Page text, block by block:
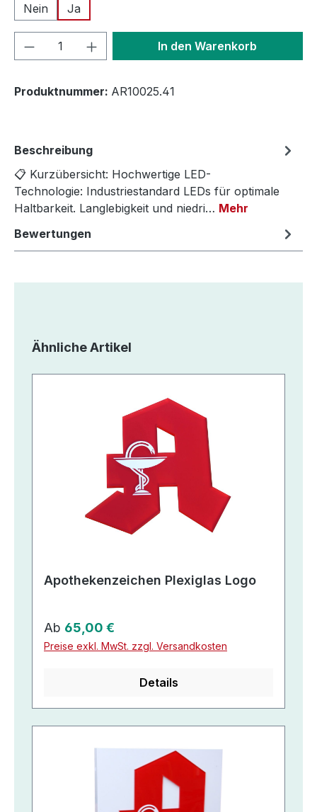
Nein
Ja
Produkt Anzahl: Gib denIn den Warenkorb
Produktnummer: AR10025.41
Beschreibung
📋 Kurzübersicht: Hochwertige LED-
Technologie: Industriestandard LEDs für optimale
Haltbarkeit. Langlebigkeit und niedri… Mehr
Bewertungen
Produktgalerie überspringen
Ähnliche Artikel
Apothekenzeichen Plexiglas Logo
Regulärer Preis:
Ab 65,00 €
Preise exkl. MwSt. zzgl. Versandkosten
Details